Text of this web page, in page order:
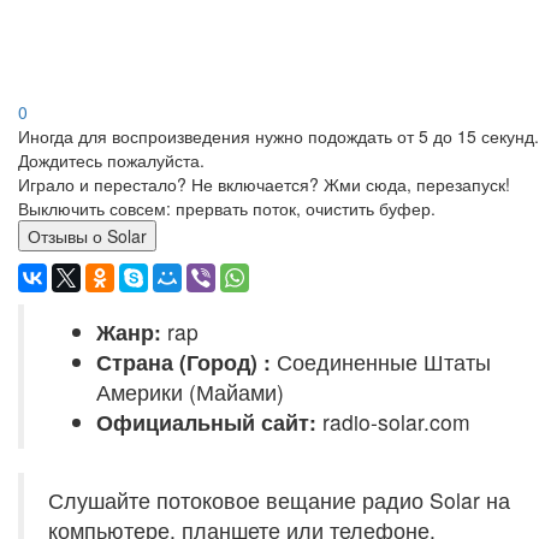
0
Иногда для воспроизведения нужно подождать от 5 до 15 секунд.
Дождитесь пожалуйста.
Играло и перестало? Не включается? Жми сюда, перезапуск!
Выключить совсем: прервать поток, очистить буфер.
Отзывы о Solar
Жанр: rap
Страна (Город) : Соединенные Штаты
Америки (Майами)
Официальный сайт: radio-solar.com
Слушайте потоковое вещание радио Solar на
компьютере, планшете или телефоне.